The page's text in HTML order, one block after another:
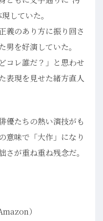
していた。
義のあり方に振り回さ
を好演していた。
コレ誰だ？」と思わせ
表現を見せた緒方直人
優たちの熱い演技がも
意味で「大作」になり
が重ね重ね残念だ。
）